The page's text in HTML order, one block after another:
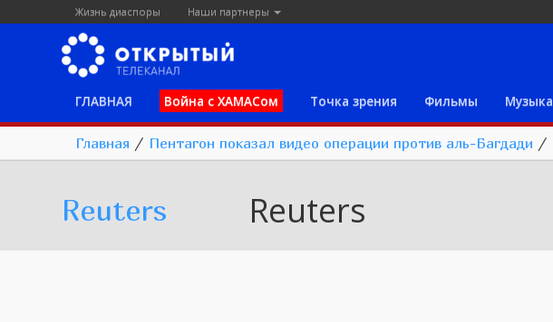
Жизнь диаспоры Наши партнеры
ГЛАВНАЯ Война с ХАМАСом Точка зрения Фильмы Музыка
Главная / Пентагон показал видео операции против аль-Багдади /
Reuters Reuters